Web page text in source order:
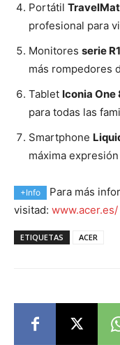
Portátil
profesional para
Monitores serie R1
más rompedores
Tablet Iconia One
para todas las
Smartphone
máxima
+Info
Para más
visitad: www.acer.es/
ETIQUETAS ACER